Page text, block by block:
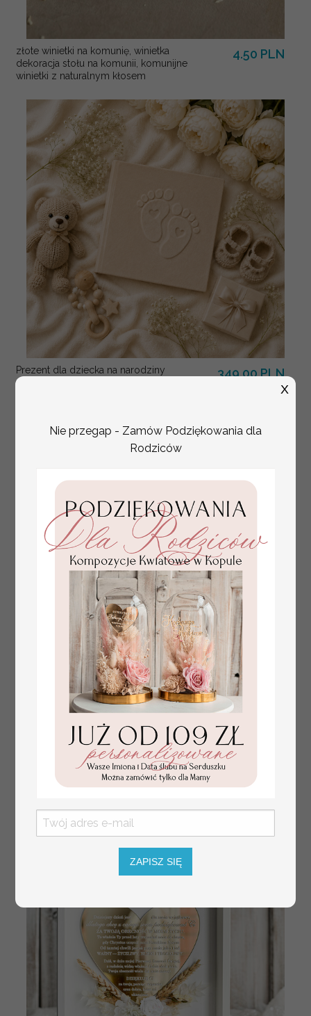
złote winietki na komunię, winietka
dekoracja stołu na komunii, komunijne
winietki z naturalnym kłosem
4.50 PLN
Prezent dla dziecka na narodziny
welurowy album na zdjęcia, pamiątka z
349.00 PLN
Statuetka pamiątka
Pierwszej Komunii w
personalizowana
Pamiątka Komunijna
pieniądze
Promocja:
85.00 PLN / 105.00 PLN
Nie przegap - Zamów Podziękowania dla
Rodziców
ZAPISZ SIĘ
X